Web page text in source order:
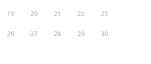
19 20 21 22 23
26 27 28 29 30